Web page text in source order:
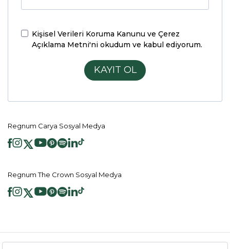
Kişisel Verileri Koruma Kanunu ve Çerez
Açıklama Metni'ni okudum ve kabul ediyorum.
KAYIT OL
Regnum Carya Sosyal Medya
Regnum The Crown Sosyal Medya